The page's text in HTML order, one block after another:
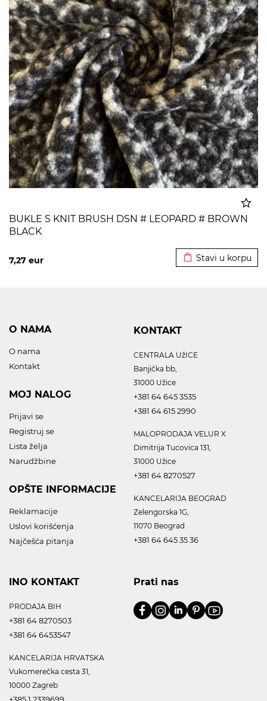
BUKLE S KNIT BRUSH DSN # LEOPARD # BROWN
BLACK
7,27 eur Stavi u korpu
O NAMA
O nama
Kontakt
MOJ NALOG
Prijavi se
Registruj se
Lista želja
Narudžbine
OPŠTE INFORMACIJE
Reklamacije
Uslovi korišćenja
Najčešća pitanja
KONTAKT
CENTRALA UžICE
Banjička bb,
31000 Užice
+381 64 645 3535
+381 64 615 2990
MALOPRODAJA VELUR X
Dimitrija Tucovica 131,
31000 Užice
+381 64 8270527
KANCELARIJA BEOGRAD
Zelengorska 1G,
11070 Beograd
+381 64 645 35 36
INO KONTAKT
PRODAJA BIH
+381 64 8270503
+381 64 6453547
KANCELARIJA HRVATSKA
Vukomerečka cesta 31,
10000 Zagreb
Prati nas